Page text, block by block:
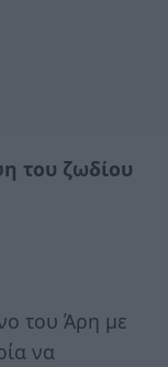
του ζωδίου
του Άρη με
να